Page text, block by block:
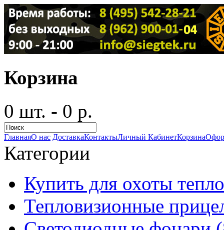
Корзина
0 шт. - 0 р.
ГлавнаяО нас ДоставкаКонтактыЛичный КабинетКорзина
Категории
Купить для охоты
Тепловизионные